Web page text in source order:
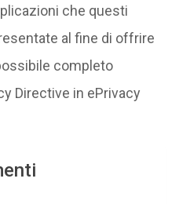
che questi
al fine di offrire
completo
Directive in ePrivacy